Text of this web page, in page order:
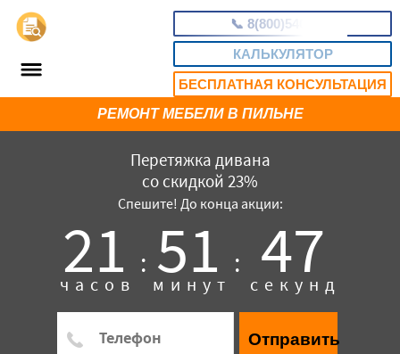
📞 8(800)5403465
КАЛЬКУЛЯТОР
БЕСПЛАТНАЯ КОНСУЛЬТАЦИЯ
Перетяжка дивана
со скидкой 23%
Спешите! До конца акции:
21 :
часов 51 :
минут 46
секунд
Отправить
РЕМОНТ МЕБЕЛИ В ПИЛЬНЕ